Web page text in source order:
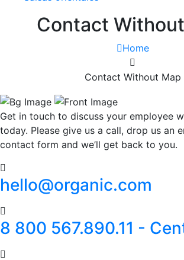
Contact
Home
Contact Without Map
Get in touch to discuss your employee
today. Please give us a call, drop us an
contact form and we’ll get back to you.
hello@organic.com
8 800 567.890.11 -